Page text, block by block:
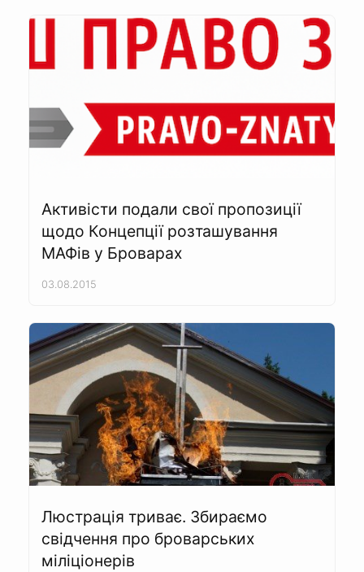
Активісти подали свої пропозиції
щодо Концепції розташування
МАФів у Броварах
03.08.2015
Люстрація триває. Збираємо
свідчення про броварських
міліціонерів